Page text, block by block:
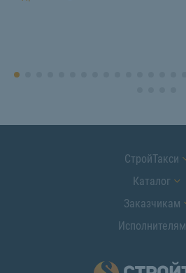
СтройТакси
Каталог
Заказчикам
Исполнителям